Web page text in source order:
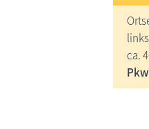
ca.